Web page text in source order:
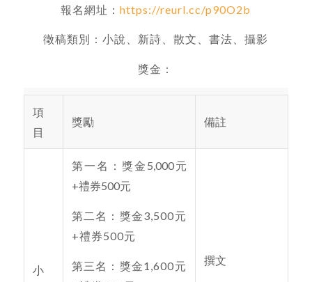
報名網址：https://reurl.cc/p90O2b
徵稿類別：小說、新詩、散文、書法、攝影
獎金：
項
目
獎勵 備註
小
第一名：獎金5,000元
+禮券500元
第二名：獎金3,500元
+禮券500元
第三名：獎金1,600元
撰文